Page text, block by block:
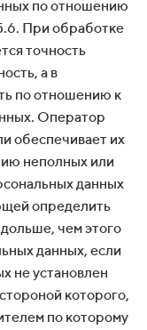
по отношению
При обработке
точность
а в
по отношению к
Оператор
обеспечивает их
неполных или
данных
определить
чем этого
данных, если
не установлен
которого,
по которому